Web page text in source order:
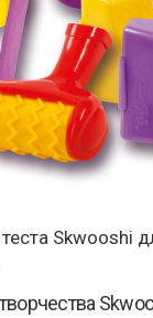
теста Skwooshi